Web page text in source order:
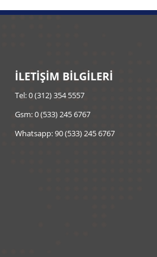
İLETİŞİM BİLGİLERİ
Tel: 0 (312) 354 5557
Gsm: 0 (533) 245 6767
Whatsapp: 90 (533) 245 6767